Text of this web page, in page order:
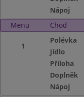
Nápoj
Menu
Chod
1
Polévka
Jídlo
Příloha
Doplněk
Nápoj